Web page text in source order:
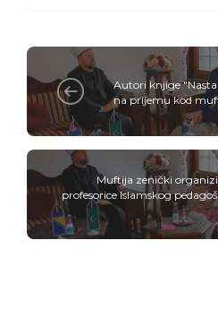
Autori knjige
na prijemu kod
Muftija zenički
profesorice Islamskog